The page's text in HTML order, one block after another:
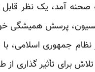
صحنه آمد، یک نظر
پرسش همیشگی
نظام جمهوری اسلامی، با
برای تأثیر گذاری از